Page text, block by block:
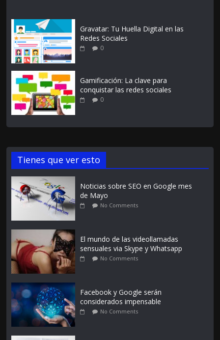
Gravatar: Tu Huella Digital en las
Redes Sociales
0
Gamificación: La clave para
conquistar las redes sociales
0
Tienes que ver esto
Noticias sobre SEO en Google mes
de Mayo
No Comments
El mundo de las videollamadas
sensuales via Skype y Whatsapp
No Comments
Facebook y Google serán
considerados impensable
No Comments